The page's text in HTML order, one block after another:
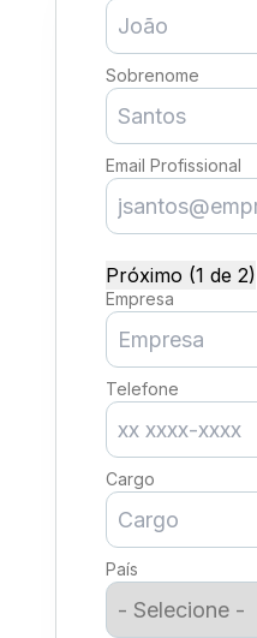
Sobrenome
Email Profissional
Próximo (1 de 2)
Empresa
Telefone
Cargo
País